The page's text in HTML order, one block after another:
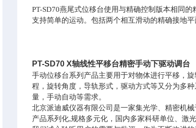
PT-SD70燕尾式位移台使用与精确控制版本相同
支持简单的运动。包括两个相互滑动的精确接地平
PT-SD70X轴线性平移台精密手动下驱动调台
手动位移台系列产品主要用于对物体进行平移，
程，旋转角度，导轨形式，驱动方式等又分为多
量，手动自动等需求。
北京派迪威仪器有限公司是一家集光学、精密机
产品系列化,规格多元化，国内多家科研单位、激